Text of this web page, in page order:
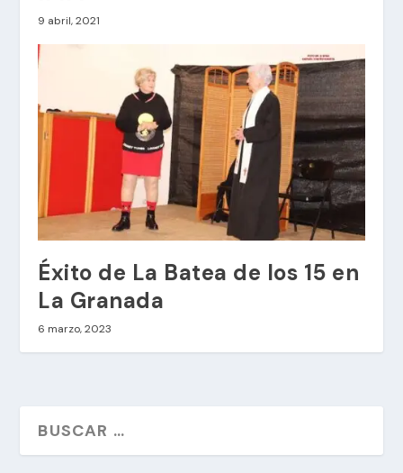
9 abril, 2021
Éxito de La Batea de los 15 en
La Granada
6 marzo, 2023